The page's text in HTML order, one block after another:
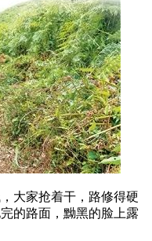
大家抢着干，路修得硬
的路面，黝黑的脸上露